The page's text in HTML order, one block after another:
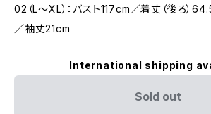
02（L〜XL）：バスト117cm／着丈（後ろ）
／袖丈21cm
International shipping
Sold out